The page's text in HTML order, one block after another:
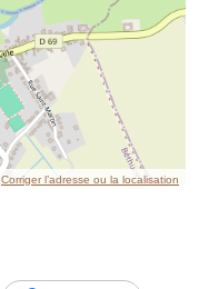
Corriger l’adresse ou la localisation